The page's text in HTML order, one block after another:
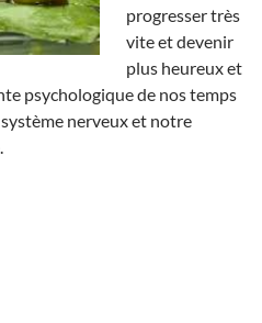
progresser très
vite et devenir
plus heureux et
psychologique de nos temps
nerveux et notre